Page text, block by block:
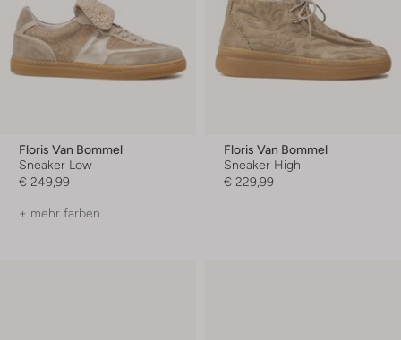
Floris Van Bommel
Sneaker Low
€ 249,99
+ mehr farben
Floris Van Bommel
Sneaker High
€ 229,99